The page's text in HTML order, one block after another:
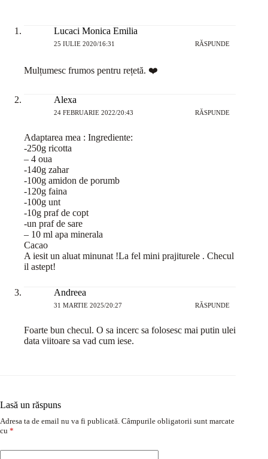
Lucaci Monica Emilia
25 IULIE 2020/16:31 RĂSPUNDE
Mulțumesc frumos pentru rețetă. ❤️
Alexa
24 FEBRUARIE 2022/20:43 RĂSPUNDE
Adaptarea mea : Ingrediente:
-250g ricotta
– 4 oua
-140g zahar
-100g amidon de porumb
-120g faina
-100g unt
-10g praf de copt
-un praf de sare
– 10 ml apa minerala
Cacao
A iesit un aluat minunat !La fel mini prajiturele . Checul
il astept!
Andreea
31 MARTIE 2025/20:27 RĂSPUNDE
Foarte bun checul. O sa incerc sa folosesc mai putin ulei
data viitoare sa vad cum iese.
Lasă un răspuns
Adresa ta de email nu va fi publicată. Câmpurile obligatorii sunt marcate
cu *